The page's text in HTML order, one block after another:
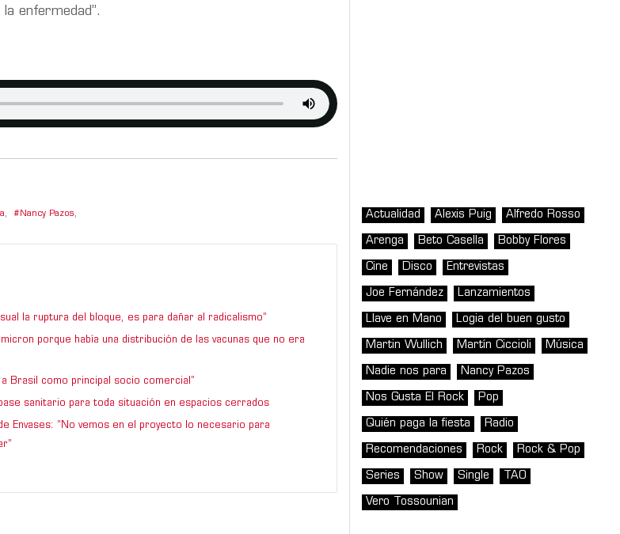
enfermedad”.
, Nancy Pazos,
la ruptura del bloque, es para dañar al radicalismo”
porque había una distribución de las vacunas que no era
Brasil como principal socio comercial”
sanitario para toda situación en espacios cerrados
Envases: “No vemos en el proyecto lo necesario para
Actualidad Alexis Puig Alfredo Rosso
Arenga Beto Casella Bobby Flores
Cine Disco Entrevistas
Joe Fernández Lanzamientos
Llave en Mano Logia del buen gusto
Martin Wullich Martín Ciccioli Música
Nadie nos para Nancy Pazos
Nos Gusta El Rock Pop
Quién paga la fiesta Radio
Recomendaciones Rock Rock & Pop
Series Show Single TAO
Vero Tossounian